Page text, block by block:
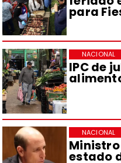
para
IPC de
NACIONAL
estado
NACIONAL